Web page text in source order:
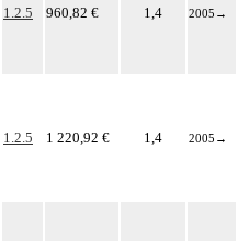
1.2.5 960,82 € 1,4 2005 →
1.2.5 1 220,92 € 1,4 2005 →